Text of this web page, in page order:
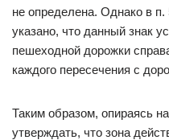
не определена. Однако в
указано, что данный знак
пешеходной дорожки
каждого пересечения с
Таким образом, опираясь
утверждать, что зона